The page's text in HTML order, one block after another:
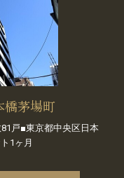
橋茅場町
戸■東京都中央区日本
1ヶ月